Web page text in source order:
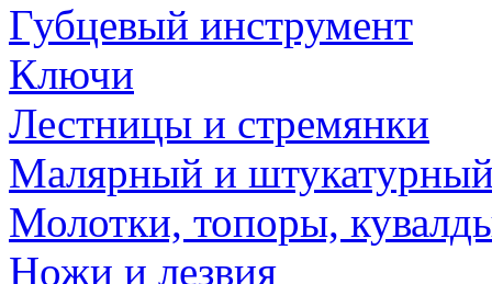
Губцевый инструмент
Ключи
Лестницы и стремянки
Малярный и
Молотки, топоры,
Ножи и лезвия